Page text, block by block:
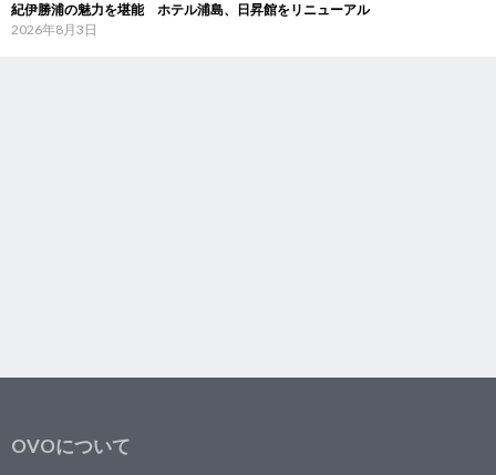
紀伊勝浦の魅力を堪能 ホテル浦島、日昇館をリニューアル
2026年8月3日
OVOについて